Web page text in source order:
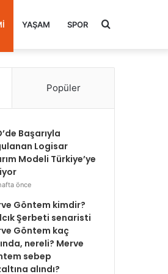
YAŞAM SPOR Arama
Popüler
Başarıyla
Logisar
Modeli Türkiye’ye
önce
Göntem kimdir?
Şerbeti senaristi
Göntem kaç
nereli? Merve
sebep
alındı?